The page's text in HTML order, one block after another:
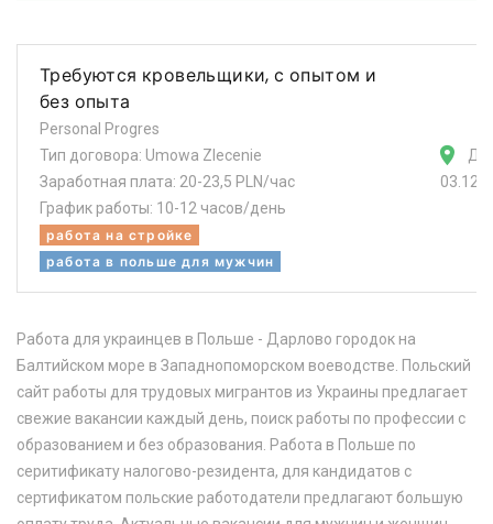
Требуются кровельщики, с опытом и
без опыта
Personal Progres
Тип договора: Umowa Zlecenie
Заработная плата: 20-23,5 PLN/час
График работы: 10-12 часов/день
работа на стройке
работа в польше для мужчин
Работа для украинцев в Польше - Дарлово городок на
Балтийском море в Западнопоморском воеводстве. Польский
сайт работы для трудовых мигрантов из Украины предлагает
свежие вакансии каждый день, поиск работы по профессии с
образованием и без образования. Работа в Польше по
серитификату налогово-резидента, для кандидатов с
сертификатом польские работодатели предлагают большую